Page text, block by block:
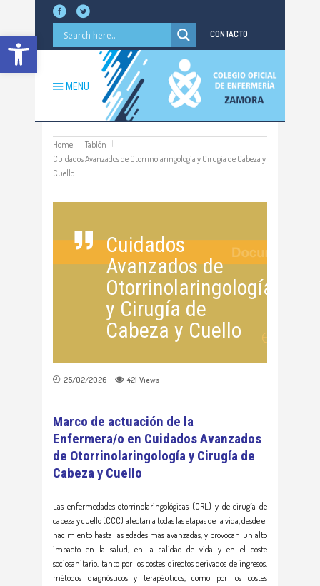
Abrir barra de herramientas CONTACTO
MENU
Home
Tablón
Cuidados Avanzados de Otorrinolaringología y Cirugía de Cabeza y
Cuello
Cuidados
Avanzados de
Otorrinolaringología
y Cirugía de
Cabeza y Cuello
25/02/2026 421 Views
Marco de actuación de la
Enfermera/o en Cuidados Avanzados
de Otorrinolaringología y Cirugía de
Cabeza y Cuello
Las enfermedades otorrinolaringológicas (ORL) y de cirugía de
cabeza y cuello (CCC) afectan a todas las etapas de la vida, desde el
nacimiento hasta las edades más avanzadas, y provocan un alto
impacto en la salud, en la calidad de vida y en el coste
sociosanitario, tanto por los costes directos derivados de ingresos,
métodos diagnósticos y terapéuticos, como por los costes